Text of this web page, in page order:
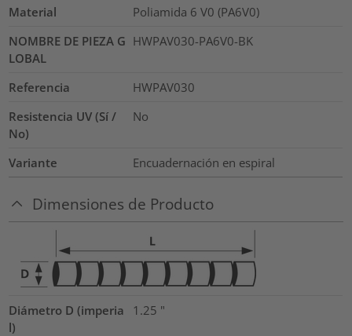
Material
Poliamida 6 V0 (PA6V0)
NOMBRE DE PIEZA G
LOBAL
HWPAV030-PA6V0-BK
Referencia
HWPAV030
Resistencia UV (Sí /
No)
No
Variante Encuadernación en espiral
Dimensiones de Producto
Diámetro D (imperia
l)
1.25 "